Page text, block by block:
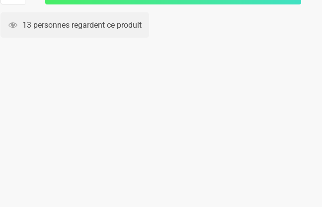
Kaiserslautern
13 personnes regardent ce produit